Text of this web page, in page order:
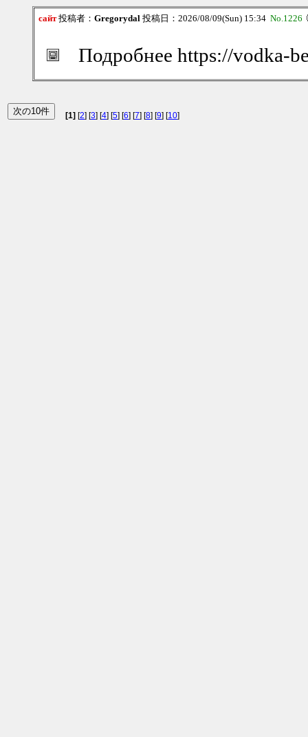
сайт投稿者： Gregorydal 投稿日：2026/08/09(Sun) 15:34 No.1226
Подробнее https://vodka-
[1] [2] [3] [4] [5] [6] [7] [8] [9] [10]